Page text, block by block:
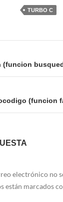
TURBO C
(funcion
electrónico no
están marcados